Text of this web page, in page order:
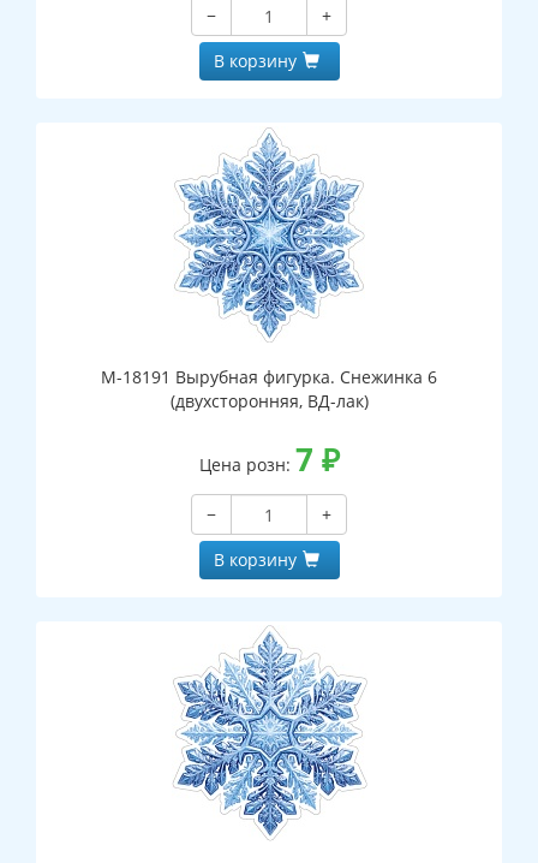
−
+
В корзину
М-18191 Вырубная фигурка. Снежинка 6
(двухсторонняя, ВД-лак)
Цена розн: 7 ₽
−
+
В корзину